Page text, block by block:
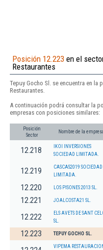
Posición 12.223 en el
Restaurantes
Tepuy Gocho Sl. se encuentra en la
Restaurantes.
A continuación podrá consultar la
empresas con posiciones similares:
Posición
Sector
Nombre de la
12.218
IKOI INVERSIONES
SOCIEDAD LIMITADA.
12.219
CASCAS2019 SOCIEDAD
LIMITADA.
12.220 LOS PISONES 2013 SL.
12.221 JOALCOSTA21 SL.
12.222
ELS AVETS DE SANT
SL.
12.223 TEPUY GOCHO SL.
VIPEMA